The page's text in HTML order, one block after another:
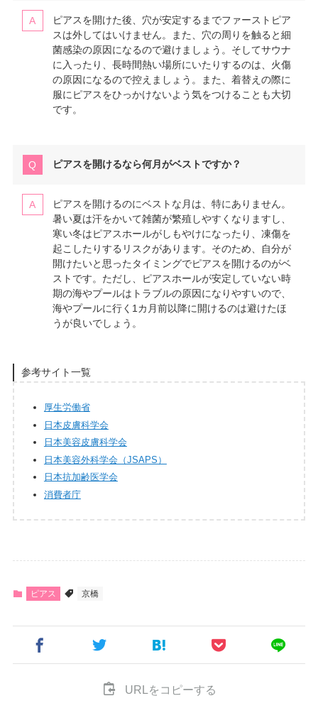
ピアスを開けた後、穴が安定するまでファーストピア
スは外してはいけません。また、穴の周りを触ると細
菌感染の原因になるので避けましょう。そしてサウナ
に入ったり、長時間熱い場所にいたりするのは、火傷
の原因になるので控えましょう。また、着替えの際に
服にピアスをひっかけないよう気をつけることも大切
です。
ピアスを開けるなら何月がベストですか？
ピアスを開けるのにベストな月は、特にありません。
暑い夏は汗をかいて雑菌が繁殖しやすくなりますし、
寒い冬はピアスホールがしもやけになったり、凍傷を
起こしたりするリスクがあります。そのため、自分が
開けたいと思ったタイミングでピアスを開けるのがベ
ストです。ただし、ピアスホールが安定していない時
期の海やプールはトラブルの原因になりやすいので、
海やプールに行く1カ月前以降に開けるのは避けたほ
うが良いでしょう。
参考サイト一覧
厚生労働省
日本皮膚科学会
日本美容皮膚科学会
日本美容外科学会（JSAPS）
日本抗加齢医学会
消費者庁
ピアス 京橋
URLをコピーする